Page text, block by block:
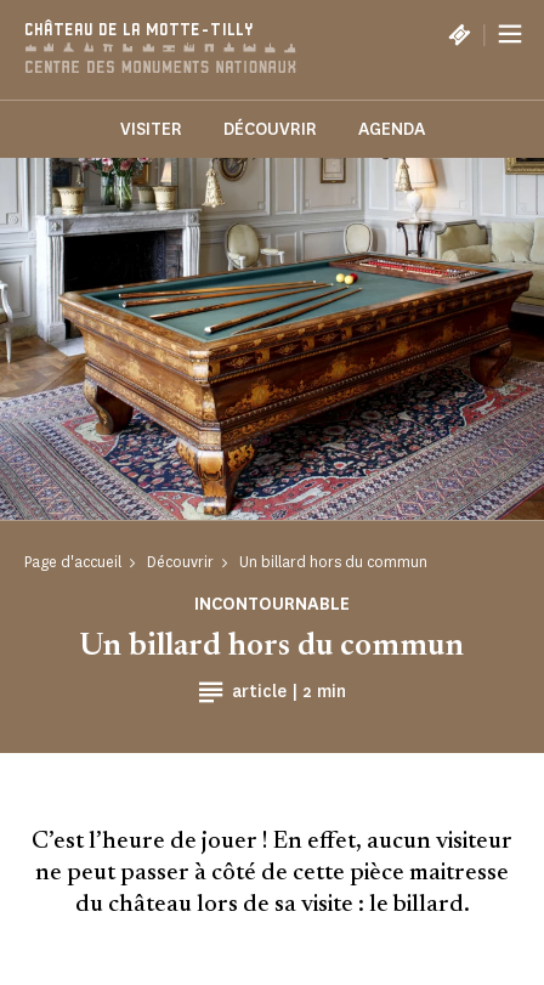
CHÂTEAU DE LA MOTTE-TILLY |
VISITER DÉCOUVRIR AGENDA
Page d'accueil Découvrir Un billard hors du commun
INCONTOURNABLE
article | Temps de Lecture
2 min
Un billard hors du commun
C’est l’heure de jouer ! En effet, aucun visiteur
ne peut passer à côté de cette pièce maitresse
du château lors de sa visite : le billard.